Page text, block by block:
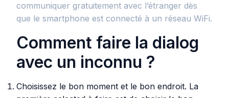
communiquer gratuitement avec l’étranger dès
que le smartphone est connecté à un réseau WiFi.
Comment faire la dialog
avec un inconnu ?
Choisissez le bon moment et le bon endroit. La